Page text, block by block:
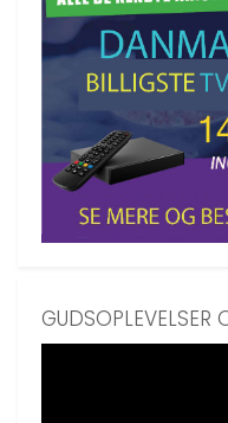
GUDSOPLEVELSER